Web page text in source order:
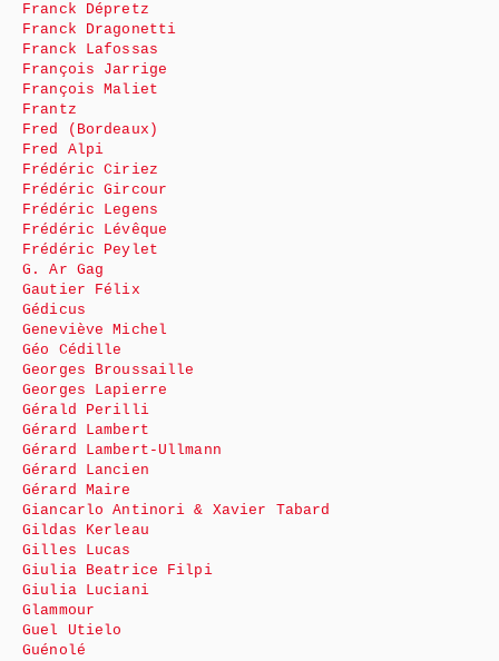
Franck Dépretz
Franck Dragonetti
Franck Lafossas
François Jarrige
François Maliet
Frantz
Fred (Bordeaux)
Fred Alpi
Frédéric Ciriez
Frédéric Gircour
Frédéric Legens
Frédéric Lévêque
Frédéric Peylet
G. Ar Gag
Gautier Félix
Gédicus
Geneviève Michel
Géo Cédille
Georges Broussaille
Georges Lapierre
Gérald Perilli
Gérard Lambert
Gérard Lambert-Ullmann
Gérard Lancien
Gérard Maire
Giancarlo Antinori & Xavier Tabard
Gildas Kerleau
Gilles Lucas
Giulia Beatrice Filpi
Giulia Luciani
Glammour
Guel Utielo
Guénolé